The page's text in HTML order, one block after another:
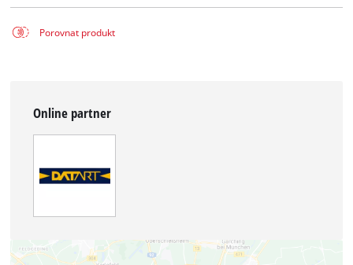
Porovnat produkt
Online partner